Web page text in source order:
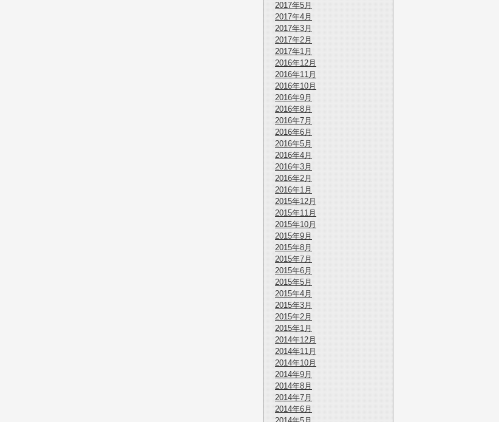
2017年5月
2017年4月
2017年3月
2017年2月
2017年1月
2016年12月
2016年11月
2016年10月
2016年9月
2016年8月
2016年7月
2016年6月
2016年5月
2016年4月
2016年3月
2016年2月
2016年1月
2015年12月
2015年11月
2015年10月
2015年9月
2015年8月
2015年7月
2015年6月
2015年5月
2015年4月
2015年3月
2015年2月
2015年1月
2014年12月
2014年11月
2014年10月
2014年9月
2014年8月
2014年7月
2014年6月